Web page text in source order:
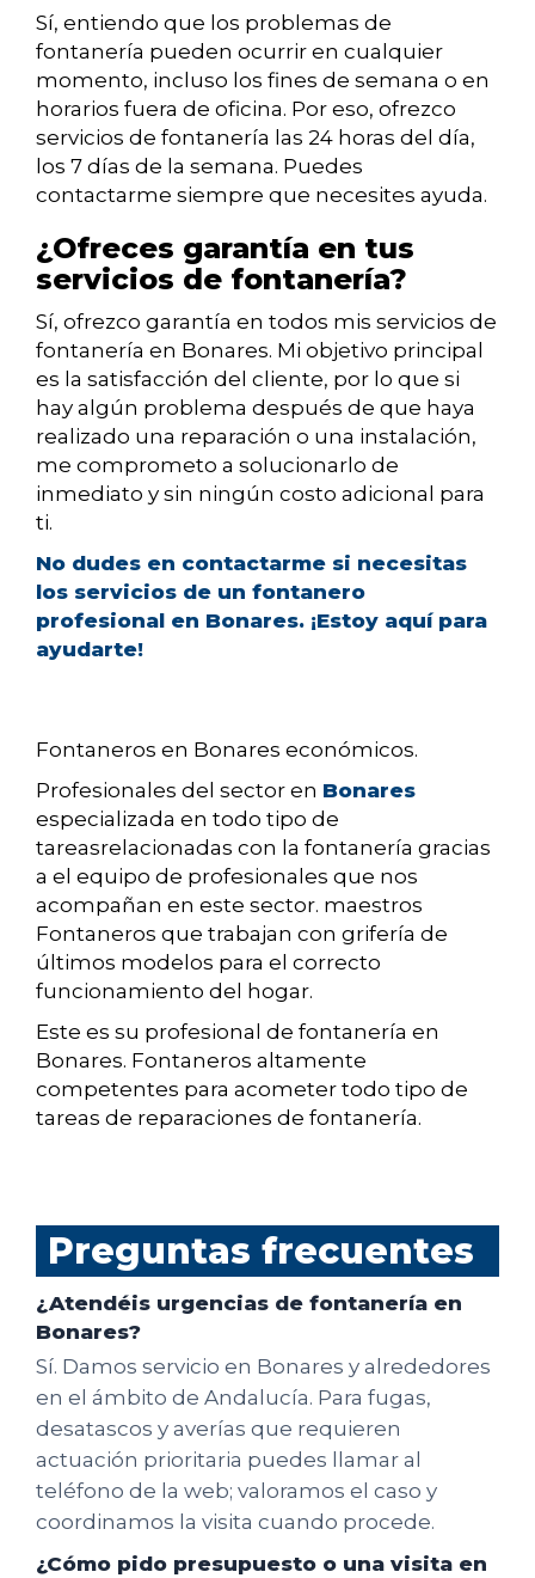
Sí, entiendo que los problemas de
fontanería pueden ocurrir en cualquier
momento, incluso los fines de semana o en
horarios fuera de oficina. Por eso, ofrezco
servicios de fontanería las 24 horas del día,
los 7 días de la semana. Puedes
contactarme siempre que necesites ayuda.
¿Ofreces garantía en tus
servicios de fontanería?
Sí, ofrezco garantía en todos mis servicios de
fontanería en Bonares. Mi objetivo principal
es la satisfacción del cliente, por lo que si
hay algún problema después de que haya
realizado una reparación o una instalación,
me comprometo a solucionarlo de
inmediato y sin ningún costo adicional para
ti.
No dudes en contactarme si necesitas
los servicios de un fontanero
profesional en Bonares. ¡Estoy aquí para
ayudarte!
Fontaneros en Bonares económicos.
Profesionales del sector en Bonares
especializada en todo tipo de
tareasrelacionadas con la fontanería gracias
a el equipo de profesionales que nos
acompañan en este sector. maestros
Fontaneros que trabajan con grifería de
últimos modelos para el correcto
funcionamiento del hogar.
Este es su profesional de fontanería en
Bonares. Fontaneros altamente
competentes para acometer todo tipo de
tareas de reparaciones de fontanería.
Preguntas frecuentes
¿Atendéis urgencias de fontanería en
Bonares?
Sí. Damos servicio en Bonares y alrededores
en el ámbito de Andalucía. Para fugas,
desatascos y averías que requieren
actuación prioritaria puedes llamar al
teléfono de la web; valoramos el caso y
coordinamos la visita cuando procede.
¿Cómo pido presupuesto o una visita en